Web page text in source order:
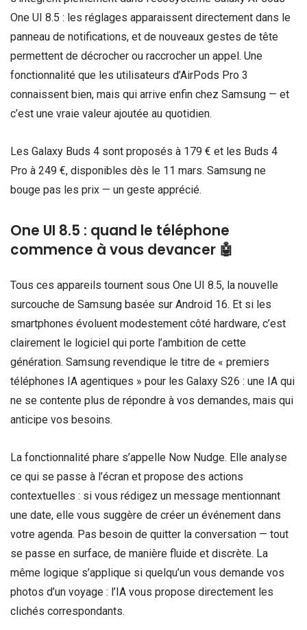
One UI 8.5 : les réglages apparaissent directement dans le
panneau de notifications, et de nouveaux gestes de tête
permettent de décrocher ou raccrocher un appel. Une
fonctionnalité que les utilisateurs d’AirPods Pro 3
connaissent bien, mais qui arrive enfin chez Samsung — et
c’est une vraie valeur ajoutée au quotidien.
Les Galaxy Buds 4 sont proposés à 179 € et les Buds 4
Pro à 249 €, disponibles dès le 11 mars. Samsung ne
bouge pas les prix — un geste apprécié.
One UI 8.5 : quand le téléphone
commence à vous devancer 🤖
Tous ces appareils tournent sous One UI 8.5, la nouvelle
surcouche de Samsung basée sur Android 16. Et si les
smartphones évoluent modestement côté hardware, c’est
clairement le logiciel qui porte l’ambition de cette
génération. Samsung revendique le titre de « premiers
téléphones IA agentiques » pour les Galaxy S26 : une IA qui
ne se contente plus de répondre à vos demandes, mais qui
anticipe vos besoins.
La fonctionnalité phare s’appelle Now Nudge. Elle analyse
ce qui se passe à l’écran et propose des actions
contextuelles : si vous rédigez un message mentionnant
une date, elle vous suggère de créer un événement dans
votre agenda. Pas besoin de quitter la conversation — tout
se passe en surface, de manière fluide et discrète. La
même logique s’applique si quelqu’un vous demande vos
photos d’un voyage : l’IA vous propose directement les
clichés correspondants.